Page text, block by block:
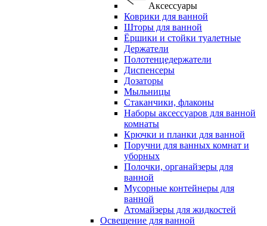
Аксессуары
Коврики для ванной
Шторы для ванной
Ёршики и стойки туалетные
Держатели
Полотенцедержатели
Диспенсеры
Дозаторы
Мыльницы
Стаканчики, флаконы
Наборы аксессуаров для ванной
комнаты
Крючки и планки для ванной
Поручни для ванных комнат и
уборных
Полочки, органайзеры для
ванной
Мусорные контейнеры для
ванной
Атомайзеры для жидкостей
Освещение для ванной